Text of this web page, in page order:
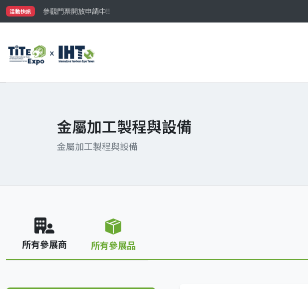
活動快訊
參觀門票開放申請中‼️
最大規模台灣五金展TiTE x IHT，2026/10/20-22與您在臺中國際會展中心再次相見！
金屬加工製程與設備
金屬加工製程與設備
所有參展商 所有參展品